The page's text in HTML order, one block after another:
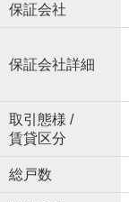
保証会社
保証会社詳細
取引態様 /
賃貸区分
総戸数